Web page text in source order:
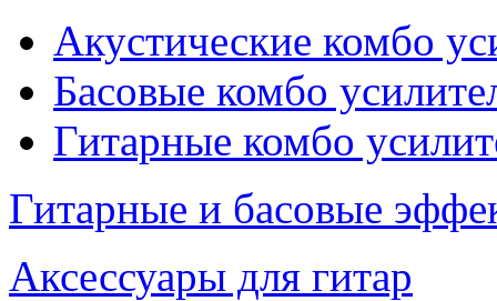
Акустические комбо
Басовые комбо
Гитарные комбо
Гитарные и басовые
Аксессуары для гитар